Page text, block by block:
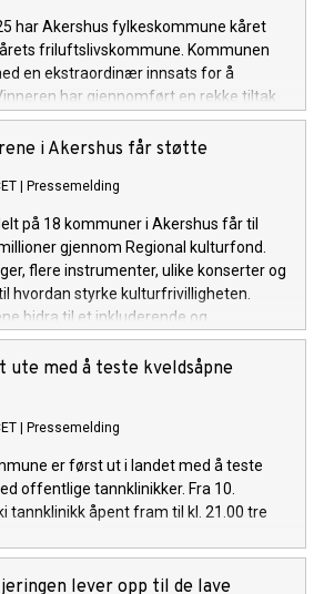
har Akershus fylkeskommune kåret
friluftslivskommune. Kommunen
en ekstraordinær innsats for å
har gjennomført en rekke tiltak
mer tilgjengelig og skapt
i Akershus får støtte
Pressemelding
på 18 kommuner i Akershus får til
gjennom Regional kulturfond.
flere instrumenter, ulike konserter og
hvordan styrke kulturfrivilligheten.
bidra til et inkluderende og
hele fylket.
ute med å teste kveldsåpne
Pressemelding
er først ut i landet med å teste
offentlige tannklinikker. Fra 10.
tannklinikk åpent fram til kl. 21.00 tre
lever opp til de lave